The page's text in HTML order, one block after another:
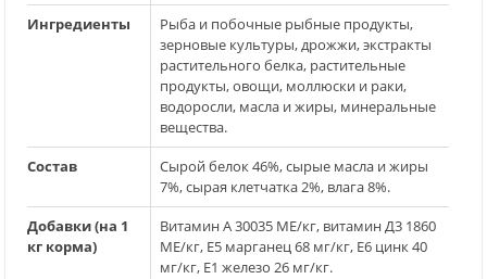
Ингредиенты
Рыба и побочные рыбные продукты,
зерновые культуры, дрожжи, экстракты
растительного белка, растительные
продукты, овощи, моллюски и раки,
водоросли, масла и жиры, минеральные
вещества.
Состав
Сырой белок 46%, сырые масла и жиры
7%, сырая клетчатка 2%, влага 8%.
Добавки (на 1
кг корма)
Витамин A 30035 МЕ/кг, витамин Д3 1860
МЕ/кг, Е5 марганец 68 мг/кг, Е6 цинк 40
мг/кг, Е1 железо 26 мг/кг.